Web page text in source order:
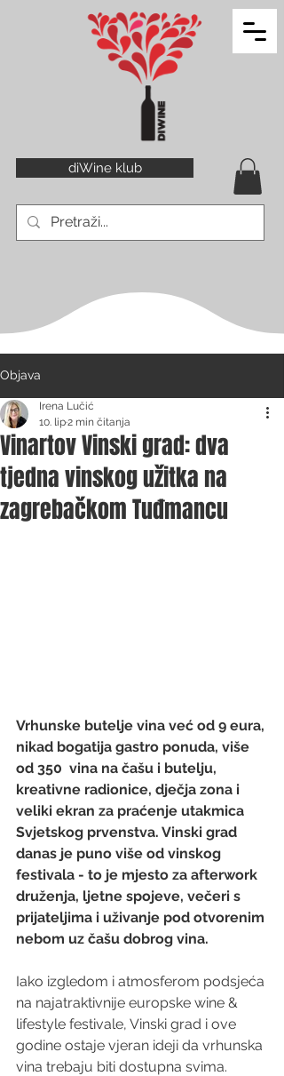
diWine klub
Objava
Vinartov Vinski grad: dva
tjedna vinskog užitka na
zagrebačkom Tuđmancu
Irena Lučić
10. lip2 min čitanja
Vrhunske butelje vina već od 9 eura,
nikad bogatija gastro ponuda, više
od 350  vina na čašu i butelju,
kreativne radionice, dječja zona i
veliki ekran za praćenje utakmica
Svjetskog prvenstva. Vinski grad
danas je puno više od vinskog
festivala - to je mjesto za afterwork
druženja, ljetne spojeve, večeri s
prijateljima i uživanje pod otvorenim
nebom uz čašu dobrog vina.
Iako izgledom i atmosferom podsjeća
na najatraktivnije europske wine &
lifestyle festivale, Vinski grad i ove
godine ostaje vjeran ideji da vrhunska
vina trebaju biti dostupna svima.